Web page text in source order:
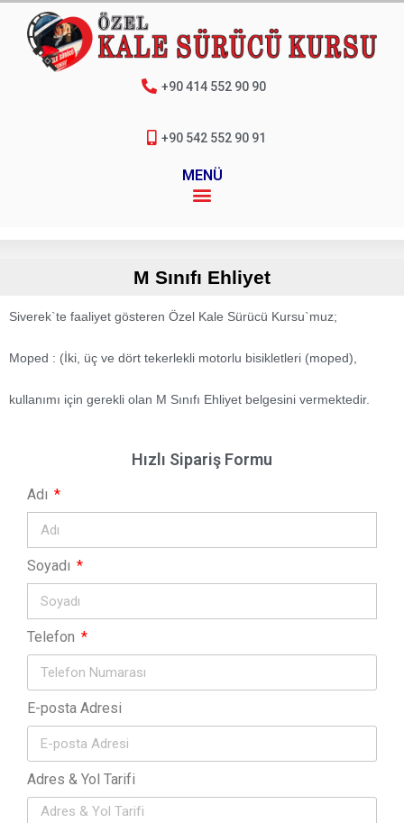
+90 414 552 90 90
+90 542 552 90 91
MENÜ
M Sınıfı Ehliyet
Siverek`te faaliyet gösteren Özel Kale Sürücü Kursu`muz;
Moped : (İki, üç ve dört tekerlekli motorlu bisikletleri (moped),
kullanımı için gerekli olan M Sınıfı Ehliyet belgesini vermektedir.
Hızlı Sipariş Formu
Adı
Soyadı
Telefon
E-posta Adresi
Adres & Yol Tarifi